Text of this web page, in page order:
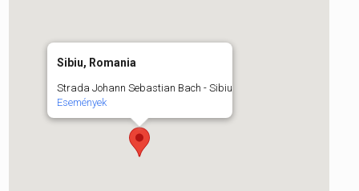
Sibiu, Romania
Strada Johann Sebastian Bach - Sibiu
Események